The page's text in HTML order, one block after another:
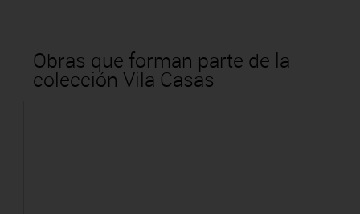
Obras que forman parte de la
colección Vila Casas